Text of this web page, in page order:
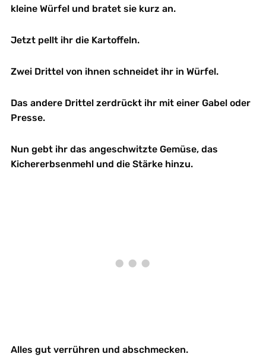
kleine Würfel und bratet sie kurz an.
Jetzt pellt ihr die Kartoffeln.
Zwei Drittel von ihnen schneidet ihr in Würfel.
Das andere Drittel zerdrückt ihr mit einer Gabel oder
Presse.
Nun gebt ihr das angeschwitzte Gemüse, das
Kichererbsenmehl und die Stärke hinzu.
Alles gut verrühren und abschmecken.